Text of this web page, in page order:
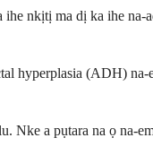
nkịtị ma dị ka ihe
hyperplasia (ADH)
a pụtara na ọ na-